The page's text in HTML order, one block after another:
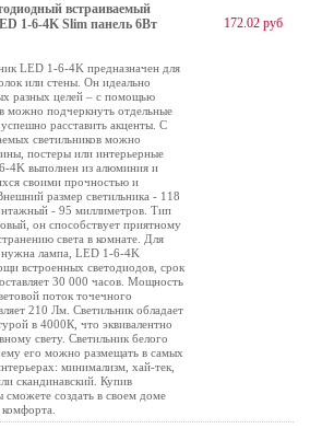
встраиваемый
1-6-4K Slim панель 6Вт
LED 1-6-4K предназначен для
или стены. Он идеально
разных целей – с помощью
можно подчеркнуть отдельные
расставить акценты. С
светильников можно
постеры или интерьерные
4K выполнен из алюминия и
своими прочностью и
размер светильника - 118
- 95 миллиметров. Тип
он способствует приятному
света в комнате. Для
лампа, LED 1-6-4K
встроенных светодиодов, срок
30 000 часов. Мощность
поток точечного
210 Лм. Светильник обладает
в 4000К, что эквивалентно
свету. Светильник белого
его можно размещать в самых
минимализм, хай-тек,
скандинавский. Купив
сможете создать в своем доме
172.02 руб